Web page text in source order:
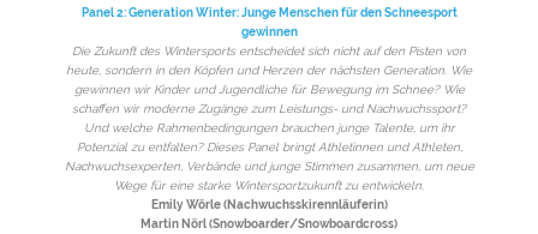
Panel 2: Generation Winter: Junge Menschen für den Schneesport
gewinnen
Die Zukunft des Wintersports entscheidet sich nicht auf den Pisten von
heute, sondern in den Köpfen und Herzen der nächsten Generation. Wie
gewinnen wir Kinder und Jugendliche für Bewegung im Schnee? Wie
schaffen wir moderne Zugänge zum Leistungs- und Nachwuchssport?
Und welche Rahmenbedingungen brauchen junge Talente, um ihr
Potenzial zu entfalten? Dieses Panel bringt Athletinnen und Athleten,
Nachwuchsexperten, Verbände und junge Stimmen zusammen, um neue
Wege für eine starke Wintersportzukunft zu entwickeln.
Emily Wörle (Nachwuchsskirennläuferin)
Martin Nörl (Snowboarder/Snowboardcross)